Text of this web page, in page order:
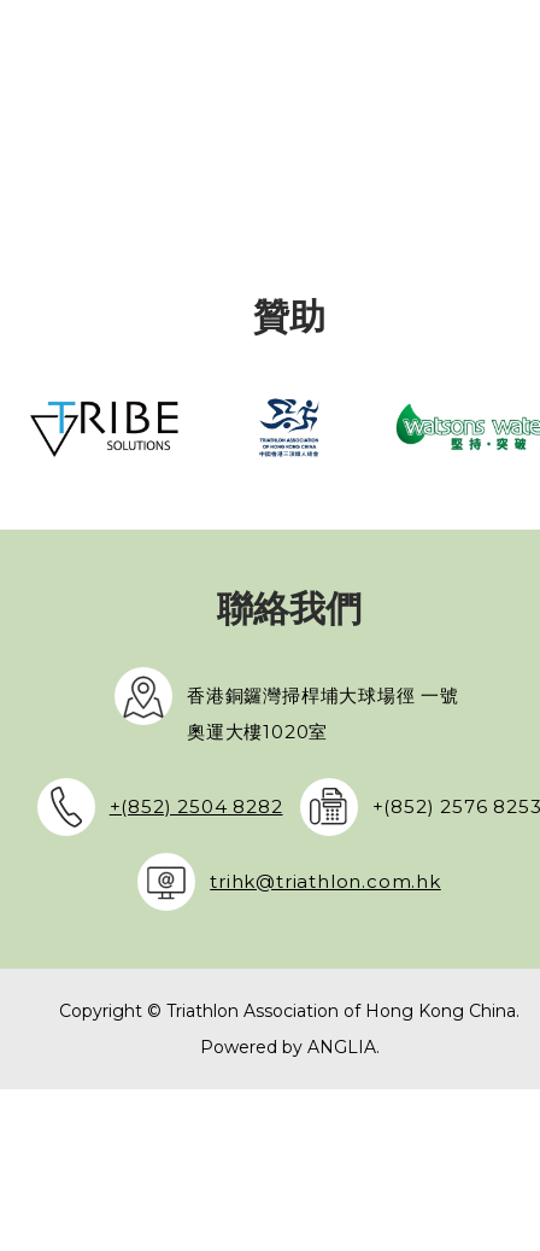
贊助
聯絡我們
香港銅鑼灣掃桿埔大球場徑 一號
奧運大樓1020室
+(852) 2504 8282 +(852) 2576
trihk@triathlon.com.hk
Copyright © Triathlon Association of Hong Kong China.
Powered by ANGLIA.